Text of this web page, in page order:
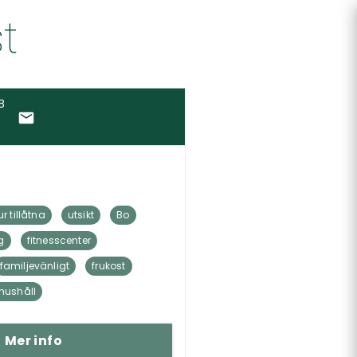
tillåtna utsikt
Bo
fitnesscenter
familjevänligt
frukost
Mer info